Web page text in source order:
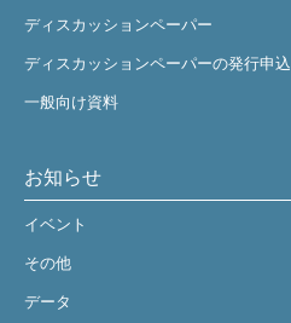
ディスカッションペーパー
ディスカッションペーパーの発行申込
一般向け資料
お知らせ
イベント
その他
データ